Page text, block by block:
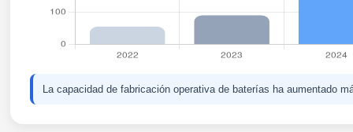
La capacidad de fabricación operativa de baterías ha aumentado